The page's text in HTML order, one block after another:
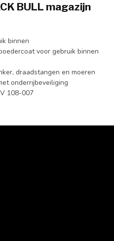
BULL magazijn
binnen
voor gebruik binnen
draadstangen en moeren
onderrijbeveiliging
108-007